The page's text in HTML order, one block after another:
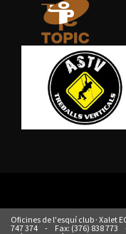
Oficines de l'esquí club · Xalet
747 374
- Fax: (376) 838 773